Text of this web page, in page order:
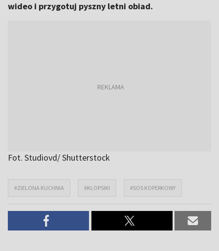
wideo i przygotuj pyszny letni obiad.
Fot. Studiovd/ Shutterstock
#ZIELONA KUCHNIA #KLOPSIKI #SOS KOPERKOWY